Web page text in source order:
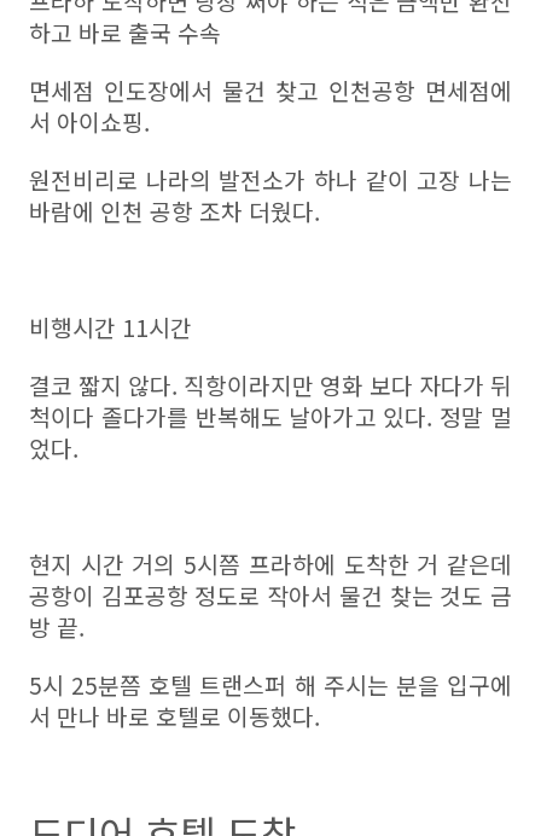
하고 바로 출국 수속
면세점 인도장에서 물건 찾고 인천공항 면세점에
서 아이쇼핑.
원전비리로 나라의 발전소가 하나 같이 고장 나는
바람에 인천 공항 조차 더웠다.
비행시간 11시간
결코 짧지 않다. 직항이라지만 영화 보다 자다가 뒤
척이다 졸다가를 반복해도 날아가고 있다. 정말 멀
었다.
현지 시간 거의 5시쯤 프라하에 도착한 거 같은데
공항이 김포공항 정도로 작아서 물건 찾는 것도 금
방 끝.
5시 25분쯤 호텔 트랜스퍼 해 주시는 분을 입구에
서 만나 바로 호텔로 이동했다.